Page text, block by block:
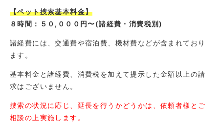
【ペット捜索基本料金】
８時間：５０,０００円〜(諸経費・消費税別)
諸経費には、交通費や宿泊費、機材費などが含まれており
ます。
基本料金と諸経費、消費税を加えて提示した金額以上の請
求はございません。
捜索の状況に応じ、延長を行うかどうかは、依頼者様とご
相談の上実施します。